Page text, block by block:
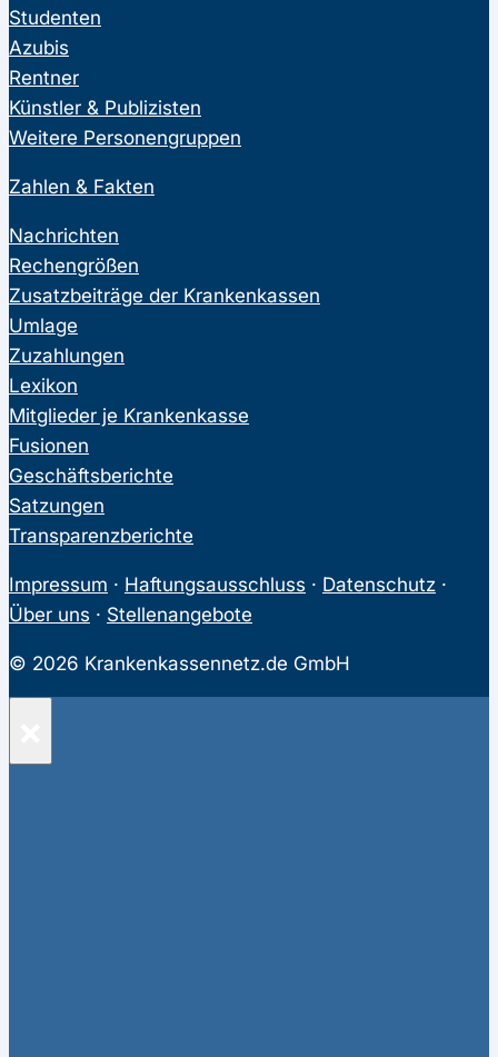
Studenten
Azubis
Rentner
Künstler & Publizisten
Weitere Personengruppen
Zahlen & Fakten
Nachrichten
Rechengrößen
Zusatzbeiträge der Krankenkassen
Umlage
Zuzahlungen
Lexikon
Mitglieder je Krankenkasse
Fusionen
Geschäftsberichte
Satzungen
Transparenzberichte
Impressum · Haftungsausschluss · Datenschutz ·
Über uns · Stellenangebote
© 2026 Krankenkassennetz.de GmbH